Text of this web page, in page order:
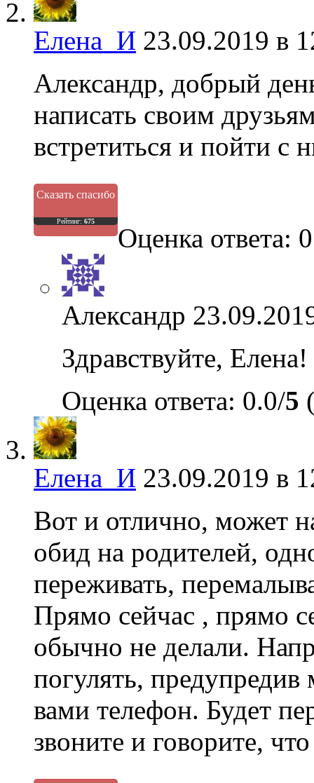
Елена_И 23.09.2019 в
Александр, добрый
написать своим
встретиться и пойти с
Сказать спасибо
Рейтинг: 675
Оценка ответа:
Александр
Здравствуйте,
Оценка ответа: 0.0/5
Елена_И 23.09.2019 в
Вот и отлично, может
обид на родителей,
переживать,
Прямо сейчас , прямо
обычно не делали.
погулять,
вами телефон. Будет
звоните и говорите,